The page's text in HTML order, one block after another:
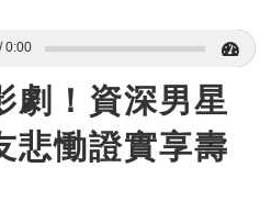
0:00
劇！資深男星
慟證實享壽